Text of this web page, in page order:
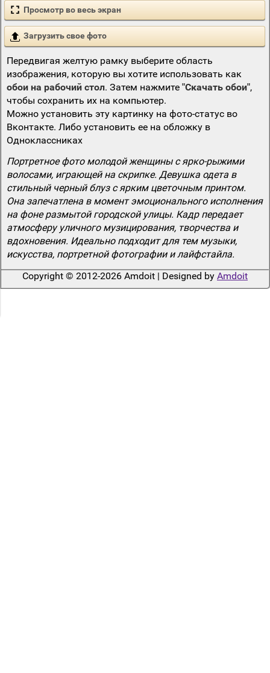
Просмотр во весь экран
Загрузить свое фото
Передвигая желтую рамку выберите область
изображения, которую вы хотите использовать как
обои на рабочий стол. Затем нажмите "Скачать обои",
чтобы сохранить их на компьютер.
Можно установить эту картинку на фото-статус во
Вконтакте. Либо установить ее на обложку в
Одноклассниках
Портретное фото молодой женщины с ярко-рыжими
волосами, играющей на скрипке. Девушка одета в
стильный черный блуз с ярким цветочным принтом.
Она запечатлена в момент эмоционального исполнения
на фоне размытой городской улицы. Кадр передает
атмосферу уличного музицирования, творчества и
вдохновения. Идеально подходит для тем музыки,
искусства, портретной фотографии и лайфстайла.
Copyright © 2012-2026 Amdoit | Designed by Amdoit